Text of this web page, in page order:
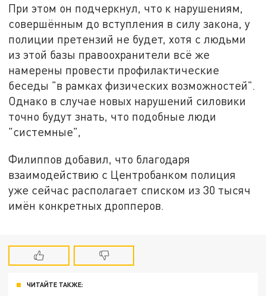
При этом он подчеркнул, что к нарушениям,
совершённым до вступления в силу закона, у
полиции претензий не будет, хотя с людьми
из этой базы правоохранители всё же
намерены провести профилактические
беседы "в рамках физических возможностей".
Однако в случае новых нарушений силовики
точно будут знать, что подобные люди
"системные",
Филиппов добавил, что благодаря
взаимодействию с Центробанком полиция
уже сейчас располагает списком из 30 тысяч
имён конкретных дропперов.
ЧИТАЙТЕ ТАКЖЕ: